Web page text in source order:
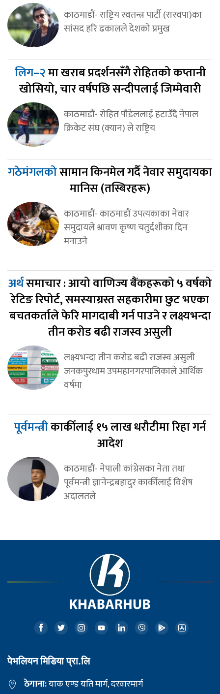
काठमाडौं- राष्ट्रिय स्वतन्त्र पार्टी (रास्वपा)का
सांसद हरि ढकालले देशको प्रमुख
लिग–२मा खराब प्रदर्शनसँगै रोहितको कप्तानी
खोसियो, चार वर्षपछि सन्दीपलाई जिम्मेवारी
काठमाडौं- रोहित पौडेललाई हटाउँदै नेपाल
क्रिकेट संघ (क्यान) ले राष्ट्रिय
गठेमंगलकोसामान किनमेल गर्दै नेवार समुदायका
मानिस (तस्बिरहरू)
काठमाडौं- काठमाडौं उपत्यकाका नेवार
समुदायले श्रावण कृष्ण चतुर्दशीका दिन
मनाउने
अर्थसमाचार : आयो वाणिज्य बैंकहरूको ५ वर्षको
रेटिङ रिपोर्ट, समस्याग्रस्त सहकारीमा छुट भएका
बचतकर्ताले फेरि मागदाबी गर्न पाउने र लक्ष्यभन्दा
तीन करोड बढी राजस्व असुली
लक्ष्यभन्दा तीन करोड बढी राजस्व असुली
जनकपुरधाम उपमहानगरपालिकाले आर्थिक
वर्षमा
पूर्वमन्त्रीकार्कीलाई १५ लाख धरौटीमा रिहा गर्न
आदेश
काठमाडौं- नेपाली कांग्रेसका नेता तथा
पूर्वमन्त्री ज्ञानेन्द्रबहादुर कार्कीलाई विशेष
अदालतले
पेभलियन मिडिया प्रा.लि
ठेगाना:याक एण्ड यति मार्ग, दरवारमार्ग